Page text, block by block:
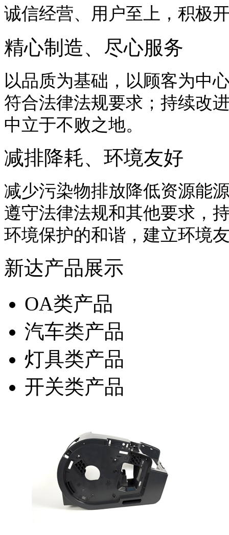
诚信经营、用户至上，积极
精心制造、尽心服务
以品质为基础，以顾客为中
符合法律法规要求；持续改
中立于不败之地。
减排降耗、环境友好
减少污染物排放降低资源能
遵守法律法规和其他要求，
环境保护的和谐，建立环境
新达产品展示
OA类产品
汽车类产品
灯具类产品
开关类产品